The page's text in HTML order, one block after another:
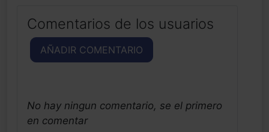
Comentarios de los usuarios
AÑADIR COMENTARIO
No hay ningun comentario, se el primero
en comentar